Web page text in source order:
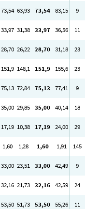
73,54 63,93 73,54 83,15
9
33,97 31,38 33,97 36,56
11
28,70 26,22 28,70 31,18
23
151,9 148,1 151,9 155,6
23
75,13 72,84 75,13 77,41
9
35,00 29,85 35,00 40,14
18
17,19 10,38 17,19 24,00
29
1,60 1,28 1,60 1,91
145
33,00 23,51 33,00 42,49
9
32,16 21,73 32,16 42,59
24
53,50 51,73 53,50 55,26
11